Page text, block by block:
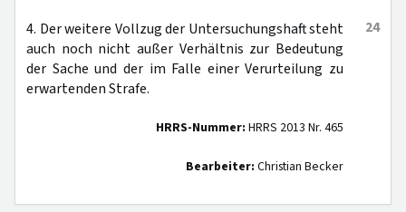
24
4. Der weitere Vollzug der Untersuchungshaft steht
auch noch nicht außer Verhältnis zur Bedeutung
der Sache und der im Falle einer Verurteilung zu
erwartenden Strafe.
HRRS-Nummer: HRRS 2013 Nr. 465
Bearbeiter: Christian Becker